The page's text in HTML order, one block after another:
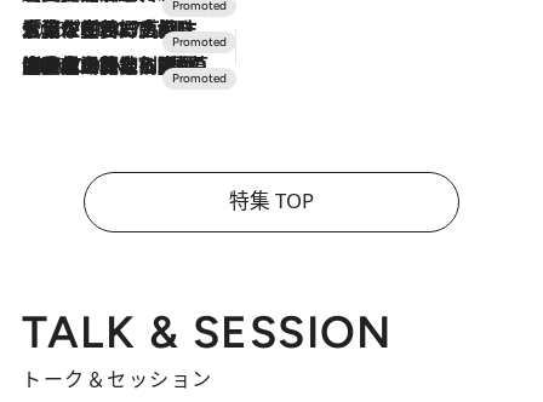
2026.7.17
「土佐和ハーブかき氷」がOMO7高知に登場！生姜、山椒、大葉など目にも舌にも涼を呼ぶ郷土の味
2026.7.10
NEW OPEN！【界 草津】名湯の地に誕生。趣の異なる2種の温泉と上州ならではの会席・蕎麦割烹など美食を味わう究極の癒やし旅
特集 TOP
TALK & SESSION
トーク＆セッション